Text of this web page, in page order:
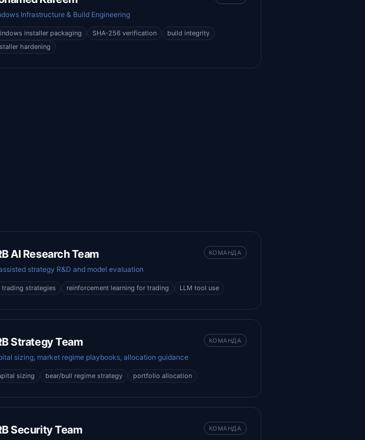
Infrastructure & Build Engineering
installer packaging SHA-256 verification
build integrity
hardening
AI Research Team
strategy R&D and model evaluation
КОМАНДА
trading strategies reinforcement learning for trading LLM tool use
Strategy Team
sizing, market regime playbooks, allocation guidance
КОМАНДА
sizing bear/bull regime strategy portfolio allocation
Security Team КОМАНДА